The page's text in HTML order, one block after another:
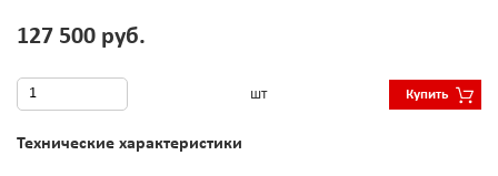
127 500 руб.
шт Купить
Технические характеристики